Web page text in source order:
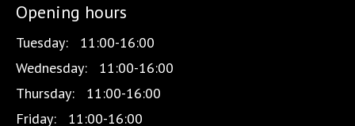
Opening hours
Tuesday:
11:00-16:00
Wednesday:
11:00-16:00
Thursday:
11:00-16:00
Friday:
11:00-16:00